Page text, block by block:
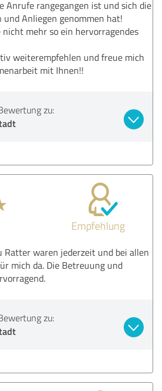
Anrufe rangegangen ist und sich die
Anliegen genommen hat!
mehr so ein hervorragendes
weiterempfehlen und freue mich
mit Ihnen!!
zu:
Empfehlung
Ratter waren jederzeit und bei allen
mich da. Die Betreuung und
zu: